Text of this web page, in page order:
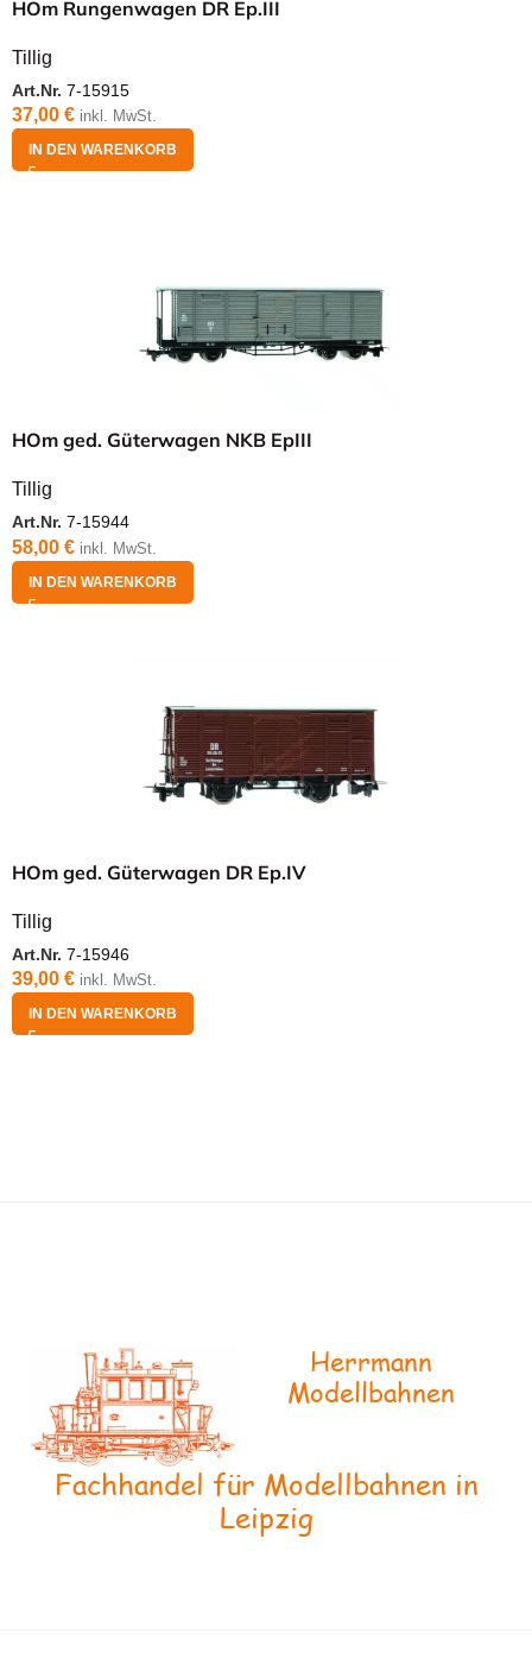
HOm Rungenwagen DR Ep.III
Tillig
Art.Nr. 7-15915
37,00 € inkl. MwSt.
IN DEN WARENKORB
HOm ged. Güterwagen NKB EpIII
Tillig
Art.Nr. 7-15944
58,00 € inkl. MwSt.
IN DEN WARENKORB
HOm ged. Güterwagen DR Ep.IV
Tillig
Art.Nr. 7-15946
39,00 € inkl. MwSt.
IN DEN WARENKORB
Herrmann
Modellbahnen
Fachhandel für Modellbahnen in
Leipzig